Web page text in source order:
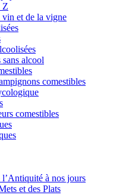
Z
et de la vigne
alcool
comestibles
comestibles
à nos jours
et des Plats